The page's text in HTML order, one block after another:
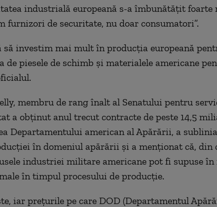
industrială europeană s-a îmbunătățit foarte
furnizori de securitate, nu doar consumatori”.
să investim mai mult în producția europeană
de piesele de schimb și materialele americane
membru de rang înalt al Senatului pentru
a obținut anul trecut contracte de peste 14,5
Departamentului american al Apărării, a
în domeniul apărării și a menționat că, din
industriei militare americane pot fi supuse în
în timpul procesului de producție.
iar prețurile pe care DOD (Departamentul